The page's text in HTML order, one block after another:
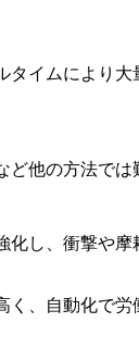
イムにより
他の方法で
し、衝撃や
、自動化で